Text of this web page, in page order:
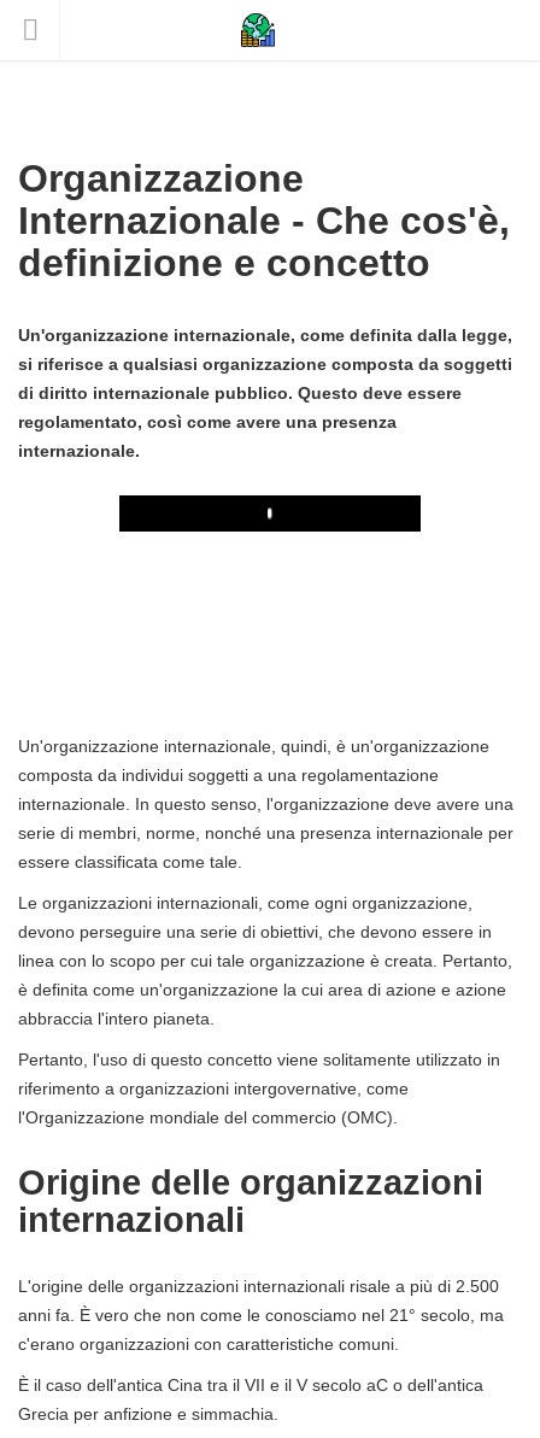
Organizzazione
Internazionale - Che cos'è,
definizione e concetto
Un'organizzazione internazionale, come definita dalla legge,
si riferisce a qualsiasi organizzazione composta da soggetti
di diritto internazionale pubblico. Questo deve essere
regolamentato, così come avere una presenza
internazionale.
Play
Un'organizzazione internazionale, quindi, è un'organizzazione
composta da individui soggetti a una regolamentazione
internazionale. In questo senso, l'organizzazione deve avere una
serie di membri, norme, nonché una presenza internazionale per
essere classificata come tale.
Le organizzazioni internazionali, come ogni organizzazione,
devono perseguire una serie di obiettivi, che devono essere in
linea con lo scopo per cui tale organizzazione è creata. Pertanto,
è definita come un'organizzazione la cui area di azione e azione
abbraccia l'intero pianeta.
Pertanto, l'uso di questo concetto viene solitamente utilizzato in
riferimento a organizzazioni intergovernative, come
l'Organizzazione mondiale del commercio (OMC).
Origine delle organizzazioni
internazionali
L'origine delle organizzazioni internazionali risale a più di 2.500
anni fa. È vero che non come le conosciamo nel 21° secolo, ma
c'erano organizzazioni con caratteristiche comuni.
È il caso dell'antica Cina tra il VII e il V secolo aC o dell'antica
Grecia per anfizione e simmachia.